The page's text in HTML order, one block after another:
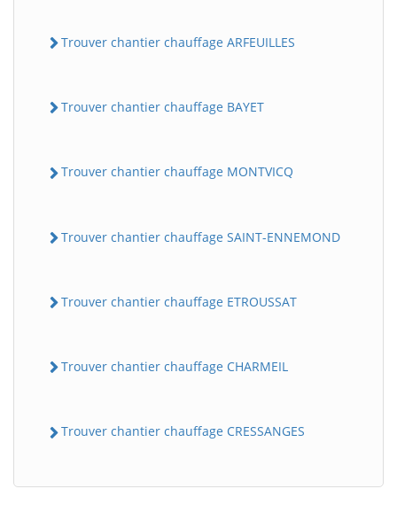
Trouver chantier chauffage ARFEUILLES
Trouver chantier chauffage BAYET
Trouver chantier chauffage MONTVICQ
Trouver chantier chauffage SAINT-ENNEMOND
Trouver chantier chauffage ETROUSSAT
Trouver chantier chauffage CHARMEIL
Trouver chantier chauffage CRESSANGES